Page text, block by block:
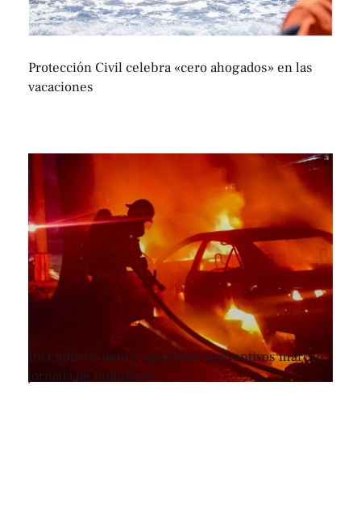
Protección Civil celebra «cero ahogados» en las
vacaciones
Incendio de auto y operativos preventivos marcan
jornada de Bomberos